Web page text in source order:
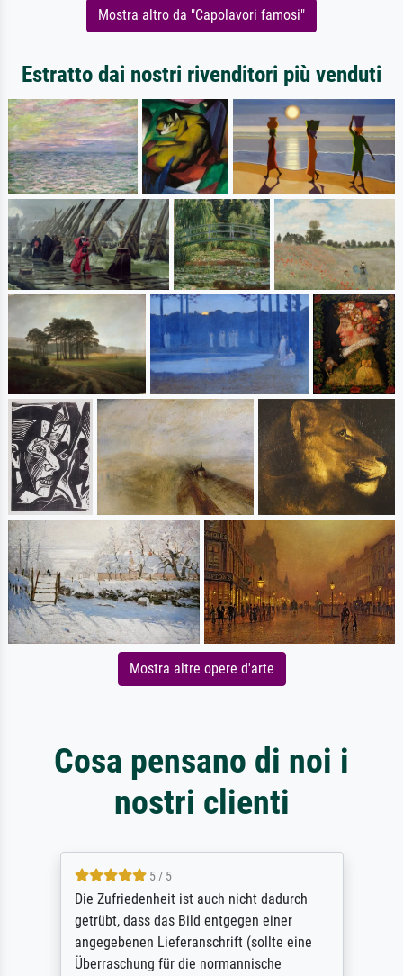
Mostra altro da "Capolavori famosi"
Estratto dai nostri rivenditori più venduti
Mostra altre opere d'arte
Cosa pensano di noi i
nostri clienti
5 / 5
Die Zufriedenheit ist auch nicht dadurch
getrübt, dass das Bild entgegen einer
angegebenen Lieferanschrift (sollte eine
Überraschung für die normannische